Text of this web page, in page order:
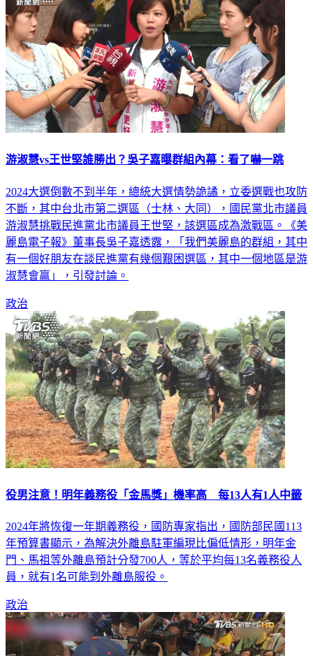
游淑慧vs王世堅誰勝出？吳子嘉曝群組內幕：看了嚇一跳
2024大選倒數不到半年，總統大選情勢詭譎，立委選戰也攻防
不斷，其中台北市第二選區（士林、大同），國民黨北市議員
游淑慧挑戰民進黨北市議員王世堅，該選區成為激戰區。《美
麗島電子報》董事長吳子嘉透露，「我們美麗島的群組，其中
有一個好朋友在談民進黨有幾個艱困選區，其中一個地區是游
淑慧會贏」，引發討論。
政治
役男注意！明年義務役「金馬獎」機率高 每13人有1人中籤
2024年將恢復一年期義務役，國防專家指出，國防部民國113
年預算書顯示，為解決外離島駐軍編現比偏低情形，明年金
門、馬祖等外離島預計分發700人，等於平均每13名義務役人
員，就有1名可能到外離島服役。
政治